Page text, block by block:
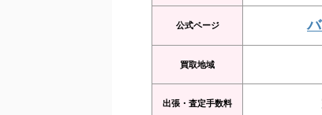
公式ページ
買取地域
出張・査定手数料